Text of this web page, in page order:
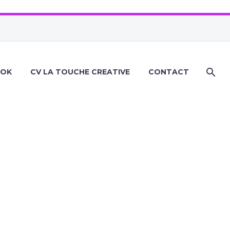
CV LA TOUCHE CREATIVE CONTACT